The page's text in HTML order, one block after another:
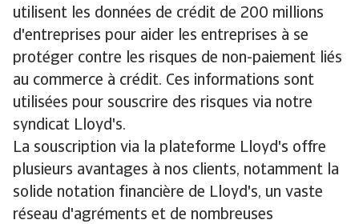
utilisent les données de crédit de 200 millions
d'entreprises pour aider les entreprises à se
protéger contre les risques de non-paiement liés
au commerce à crédit. Ces informations sont
utilisées pour souscrire des risques via notre
syndicat Lloyd's.
La souscription via la plateforme Lloyd's offre
plusieurs avantages à nos clients, notamment la
solide notation financière de Lloyd's, un vaste
réseau d'agréments et de nombreuses